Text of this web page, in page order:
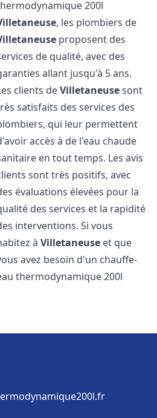
200l
, les plombiers de
proposent des
de qualité, avec des
allant jusqu'à 5 ans.
clients deVilletaneusesont
satisfaits des services des
qui leur permettent
accès à de l'eau chaude
en tout temps. Les avis
sont très positifs, avec
évaluations élevées pour la
des services et la rapidité
interventions. Si vous
àVilletaneuse et que
avez besoin d'un chauffe-
thermodynamique 200l